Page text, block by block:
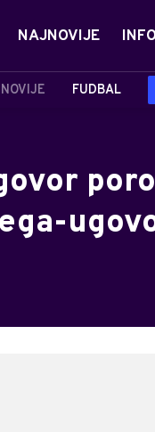
NAJNOVIJE INFO
FUDBAL